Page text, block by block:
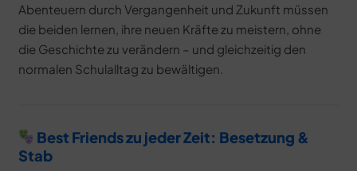
Abenteuern durch Vergangenheit und Zukunft müssen
die beiden lernen, ihre neuen Kräfte zu meistern, ohne
die Geschichte zu verändern – und gleichzeitig den
normalen Schulalltag zu bewältigen.
Best Friends zu jeder Zeit: Besetzung &
Stab